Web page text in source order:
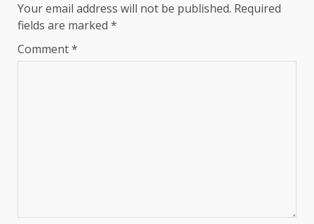
Your email address will not be published. Required
fields are marked *
Comment*